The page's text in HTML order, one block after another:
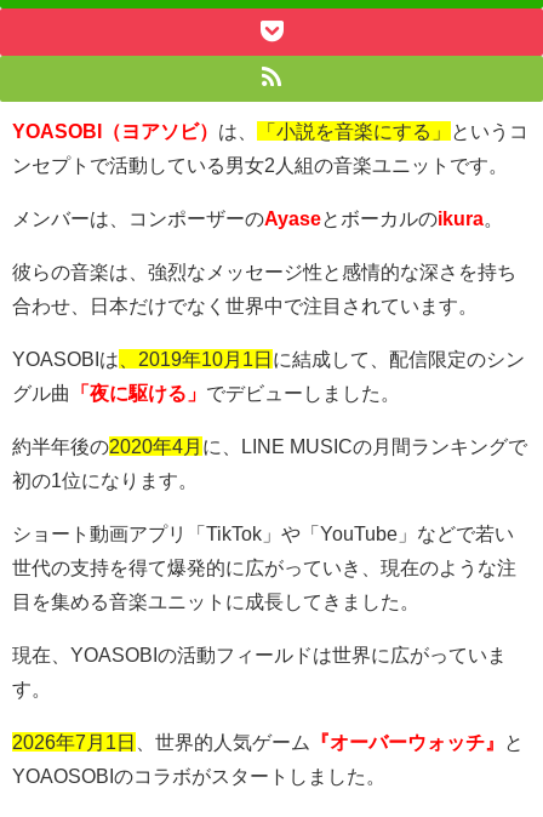
YOASOBI（ヨアソビ） は、 「小説を音楽にする」
というコ
ンセプトで活動している男女2 人組の音楽ユニットです。
メンバーは、コンポーザーのAyaseとボーカルのikura
彼らの音楽は、強烈なメッセージ性と感情的な深さを持ち
合わせ、日本だけでなく世界中で注目されています。
YOASOBI は 、2019年10月1日 に結成して、配信限定のシン
グル曲
「夜に駆ける」 でデビューしました。
約半年後の2020年4月 に、 LINE MUSICの月間ランキングで
初の1 位になります。
ショート動画アプリ「 TikTok 」や「 YouTube 」などで若い
世代の支持を得て爆発的に広がっていき、現在のような注
目を集める音楽ユニットに成長してきました。
現在、 YOASOBI の活動フィールドは世界に広がっていま
す。
2026年7月1日 、世界的人気ゲーム 『オーバーウォッチ』
と
YOAOSOBI のコラボがスタートしました。